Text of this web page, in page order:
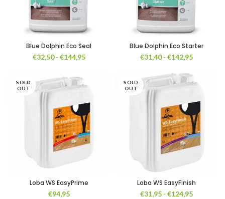
Blue Dolphin Eco Seal
€32,50 - €144,95Prijsklasse:
€144,95
Blue Dolphin Eco Starter
€31,40 - €142,95
tot
€142,95
SOLD
OUT
Loba WS EasyPrime
€94,95
SOLD
OUT
Loba WS EasyFinish
€31,95 - €124,95